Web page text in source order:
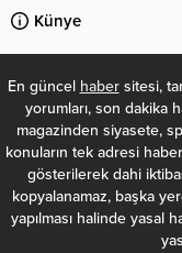
Künye
En güncel habersitesi,
yorumları, son dakika
magazinden siyasete,
konuların tek adresi
gösterilerek dahi
kopyalanamaz, başka
yapılması halinde yasal